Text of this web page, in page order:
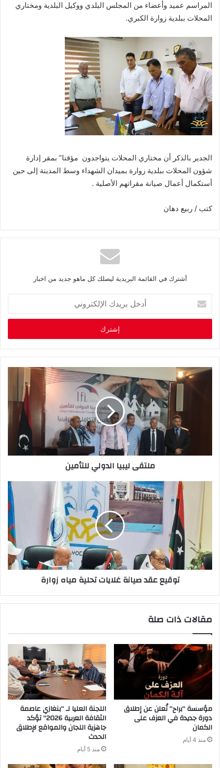
المراسم عميد وأعضاء من المجلس البلدي ووكيل البلدية ومختاري
المحلات ببلدية زوارة الكبري.
الجدير بالذكر أن مختاري المحلات يتواجدون مؤقتا” بمقر إدارة
شؤون المحلات ببلدية زوارة بميدان الشهداء وسط المدينة إلى حين
أستكمال أعمال صيانة مقراتهم الأصلية .
كتب / ربيع دهان
أشترك في القائمة البريدية ليصلك كل ماهو جديد من اخبار
خ
ب
ر
د
ر
ملتقى ليبيا الدولي للتأمين
توقيع عقد صيانة غلايات تحلية مياه زوارة
مقالات ذات صلة
مؤسسة “براح” تُعلن عن إطلاق
دورة جديدة في العزف على
الكمان
منذ 4 أيام
اللجنة العليا لـ “بنغازي عاصمة
الثقافة العربية 2026” تؤكد
جاهزية اللجان والمواقع لإطلاق
الحدث
منذ 5 أيام